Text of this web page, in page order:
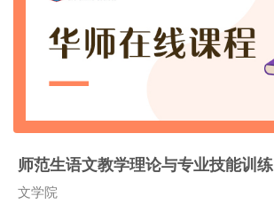
师范生语文教学理论与专业技能训练
课程类别
文学院